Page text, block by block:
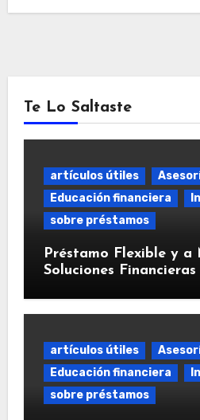
Te Lo Saltaste
artículos útiles
Educación financiera
sobre préstamos
Préstamo Flexible y a
Soluciones
artículos útiles
Educación financiera
sobre préstamos